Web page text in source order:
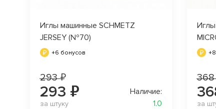
Иглы машинные SCHMETZ
JERSEY (№70)
+6 бонусов
293 ₽
293 ₽
за штуку
Наличие:
1.0
за